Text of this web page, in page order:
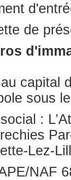
de
capital
sous
:
Lez-
NAF